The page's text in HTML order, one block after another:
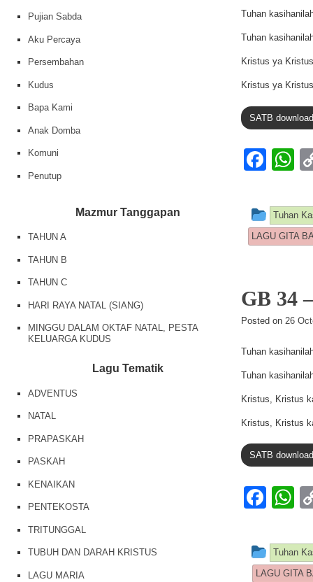
Tuhan
Tuhan
Kristus ya
Kristus ya
SATB download
F
c
e
b
o
k
at
s
A
p
This
Tuhan
LAGU GITA
GB 34
Posted on 26
Tuhan
Tuhan
Kristus, Kristus
Kristus, Kristus
SATB download
F
c
e
at
s
This
Tuhan
LAGU GITA
Pujian Sabda
Aku Percaya
Persembahan
Kudus
Bapa Kami
Anak Domba
Komuni
Penutup
Mazmur Tanggapan
TAHUN A
TAHUN B
TAHUN C
HARI RAYA NATAL (SIANG)
MINGGU DALAM OKTAF NATAL, PESTA
KELUARGA KUDUS
Lagu Tematik
ADVENTUS
NATAL
PRAPASKAH
PASKAH
KENAIKAN
PENTEKOSTA
TRITUNGGAL
TUBUH DAN DARAH KRISTUS
LAGU MARIA